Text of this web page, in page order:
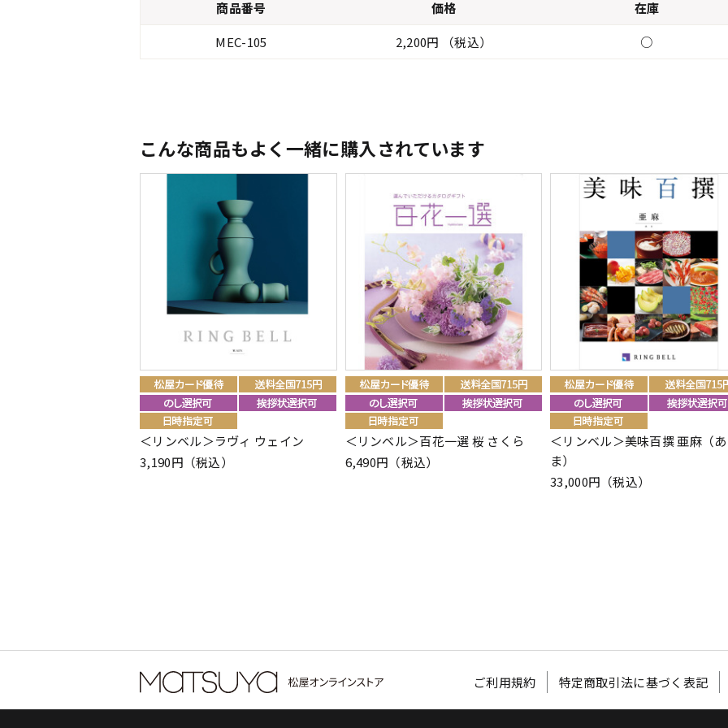
商品番号 価格
在庫
MEC-105
2,200円 （税込） ○
こんな商品もよく一緒に購入されています
＜リンベル＞ラヴィ ウェイン
3,190円（税込）
＜リンベル＞百花一選 桜 さくら
6,490円（税込）
＜リンベル＞美味百撰 亜麻（あ
ま）
33,000円（税込）
ご利用規約 特定商取引法に基づく表記